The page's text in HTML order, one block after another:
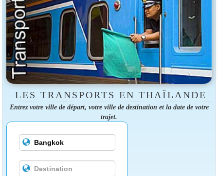
LES TRANSPORTS EN THAÏLANDE
Entrez votre ville de départ, votre ville de destination et la date de votre
trajet.